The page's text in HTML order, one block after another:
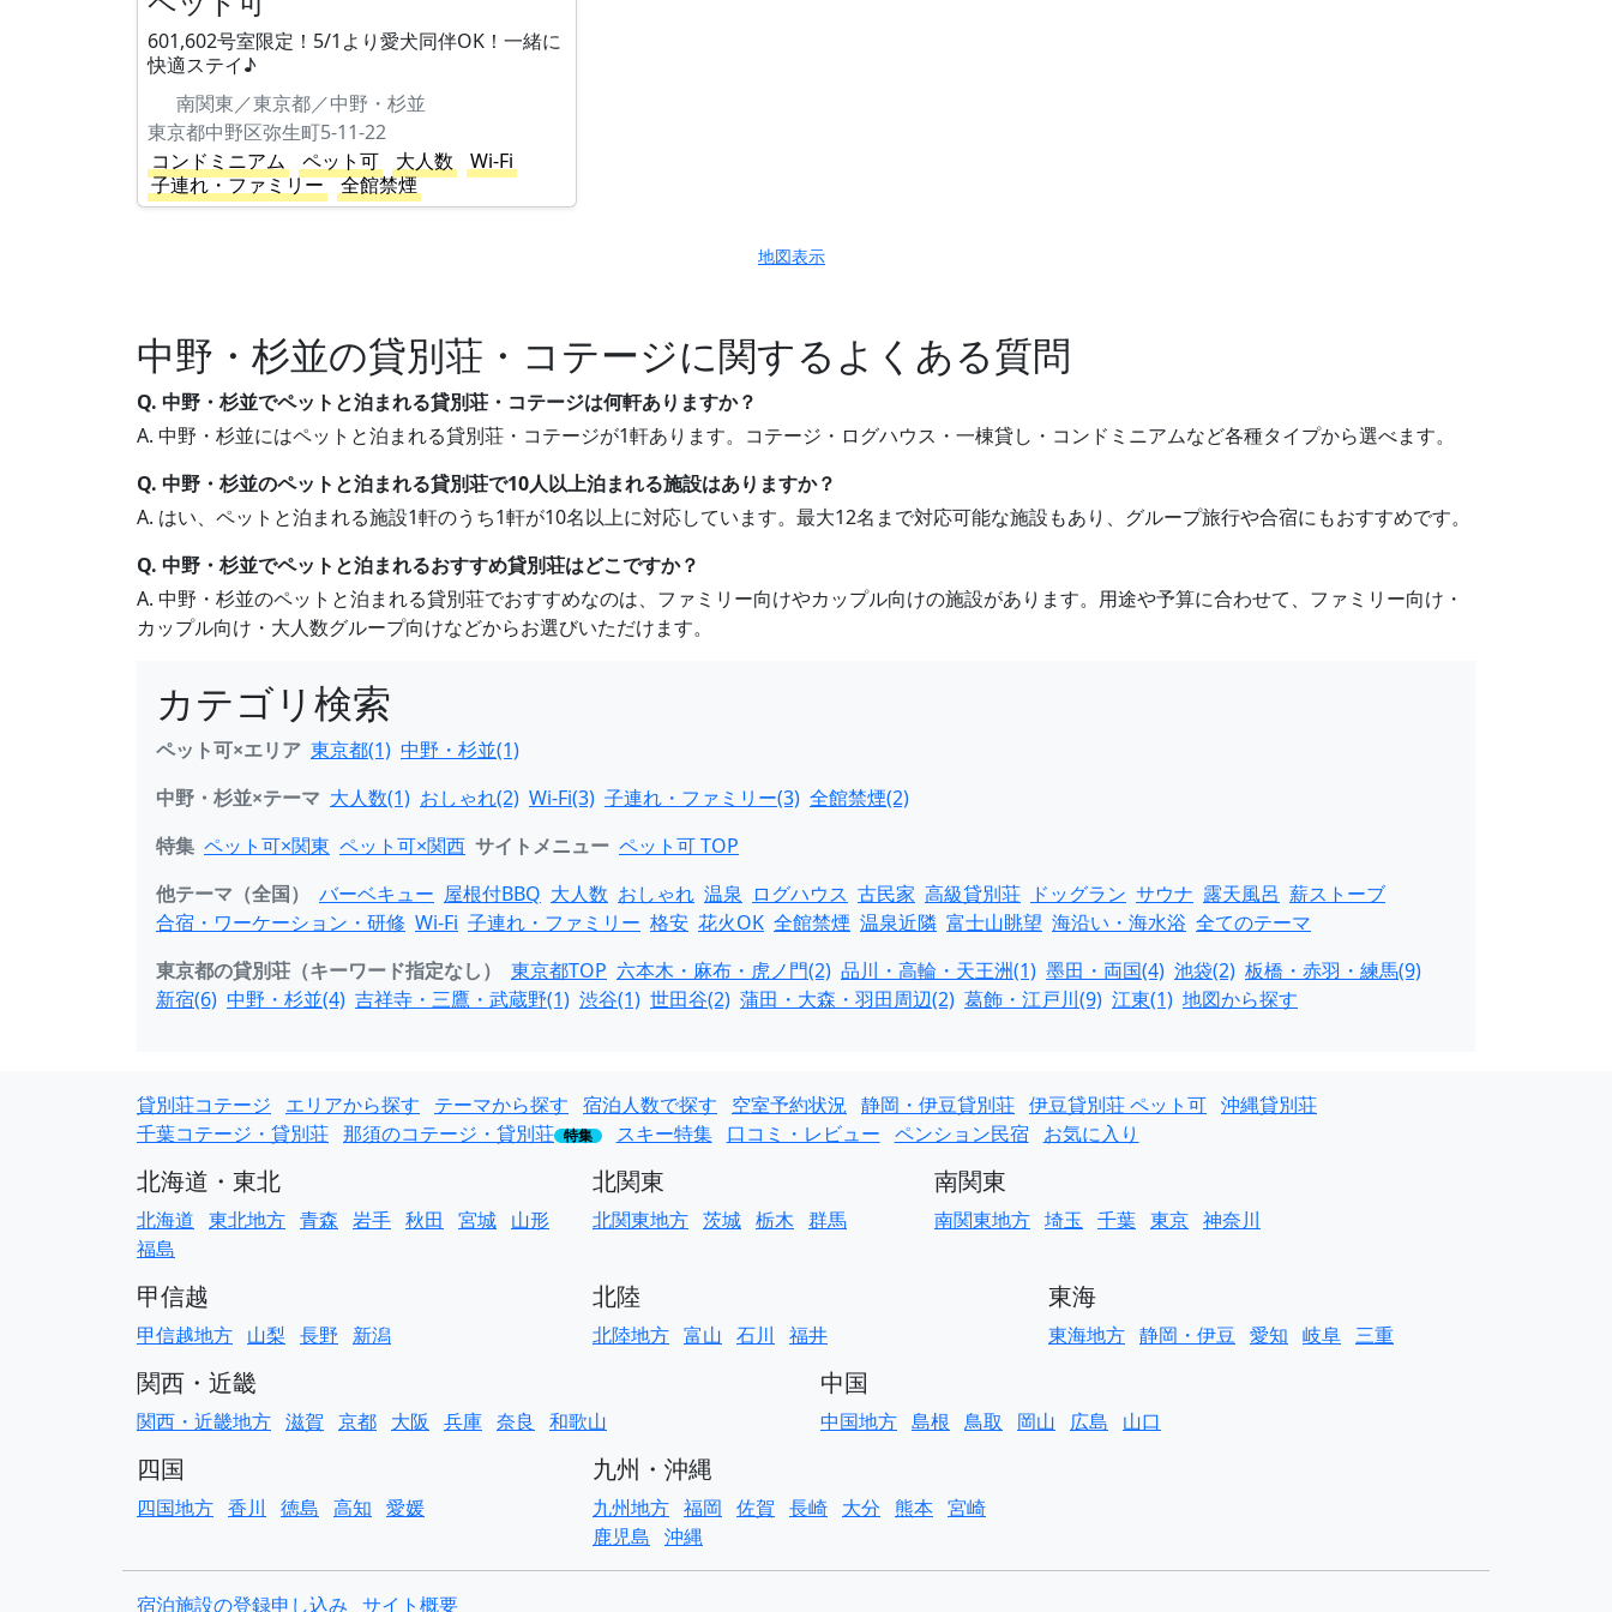
601,602号室限定！5/1より愛犬同伴OK！一緒に
快適ステイ♪
南関東／東京都／中野・杉並
東京都中野区弥生町5-11-22
コンドミニアム
ペット可 大人数
Wi-Fi
子連れ・ファミリー
全館禁煙
地図表示
中野・杉並の貸別荘・コテージに関するよくある質問
Q. 中野・杉並でペットと泊まれる貸別荘・コテージは何軒ありますか？
A. 中野・杉並にはペットと泊まれる貸別荘・コテージが1軒あります。コテージ・ログハウス・一棟貸し・コンドミニアムなど各種タイプから選べます。
Q. 中野・杉並のペットと泊まれる貸別荘で10人以上泊まれる施設はありますか？
A. はい、ペットと泊まれる施設1軒のうち1軒が10名以上に対応しています。最大12名まで対応可能な施設もあり、グループ旅行や合宿にもおすすめです。
Q. 中野・杉並でペットと泊まれるおすすめ貸別荘はどこですか？
A. 中野・杉並のペットと泊まれる貸別荘でおすすめなのは、ファミリー向けやカップル向けの施設があります。用途や予算に合わせて、ファミリー向け・
カップル向け・大人数グループ向けなどからお選びいただけます。
カテゴリ検索
ペット可×エリア 東京都(1) 中野・杉並(1)
中野・杉並×テーマ 大人数(1) おしゃれ(2) Wi-Fi(3) 子連れ・ファミリー(3) 全館禁煙(2)
特集 ペット可×関東 ペット可×関西 サイトメニュー ペット可 TOP
他テーマ（全国）
バーベキュー 屋根付BBQ 大人数 おしゃれ 温泉 ログハウス 古民家 高級貸別荘 ドッグラン サウナ 露天風呂 薪ストーブ
合宿・ワーケーション・研修 Wi-Fi 子連れ・ファミリー 格安 花火OK 全館禁煙 温泉近隣 富士山眺望 海沿い・海水浴 全てのテーマ
東京都の貸別荘（キーワード指定なし）
東京都TOP 六本木・麻布・虎ノ門(2) 品川・高輪・天王洲(1) 墨田・両国(4) 池袋(2) 板橋・赤羽・練馬(9)
新宿(6) 中野・杉並(4) 吉祥寺・三鷹・武蔵野(1) 渋谷(1) 世田谷(2) 蒲田・大森・羽田周辺(2) 葛飾・江戸川(9) 江東(1) 地図から探す
貸別荘コテージ エリアから探す テーマから探す 宿泊人数で探す 空室予約状況 静岡・伊豆貸別荘 伊豆貸別荘 ペット可 沖縄貸別荘
千葉コテージ・貸別荘 那須のコテージ・貸別荘 特集 スキー特集 口コミ・レビュー ペンション民宿 お気に入り
北海道・東北
北海道 東北地方 青森 岩手 秋田 宮城 山形
福島
北関東
北関東地方 茨城 栃木 群馬
南関東
南関東地方 埼玉 千葉 東京 神奈川
甲信越
甲信越地方 山梨 長野 新潟
北陸
北陸地方 富山 石川 福井
東海
東海地方 静岡・伊豆 愛知 岐阜 三重
関西・近畿
関西・近畿地方 滋賀 京都 大阪 兵庫 奈良 和歌山
中国
中国地方 島根 鳥取 岡山 広島 山口
四国
四国地方 香川 徳島 高知 愛媛
九州・沖縄
九州地方 福岡 佐賀 長崎 大分 熊本 宮崎
鹿児島 沖縄
宿泊施設の登録申し込み サイト概要